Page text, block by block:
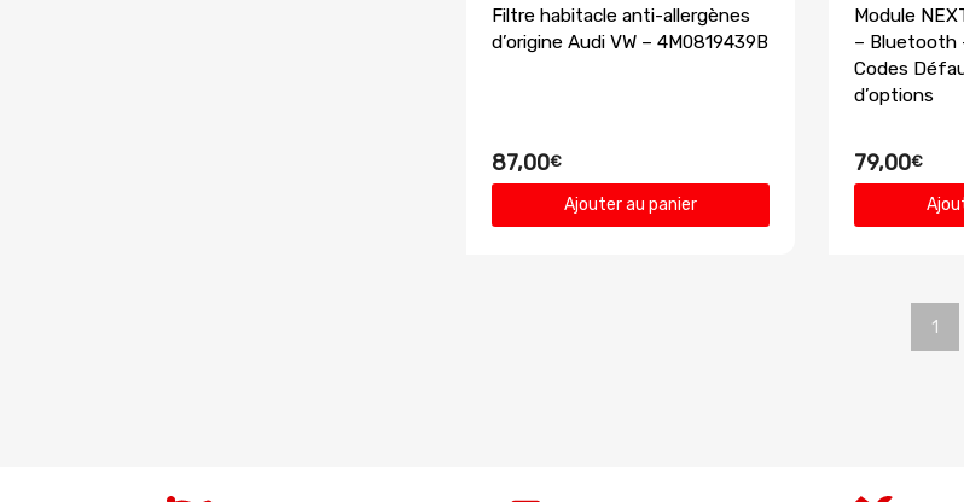
Filtre habitacle anti-allergènes
d’origine Audi VW – 4M0819439B
87,00€
Ajouter au panier
Module
– Bluetooth
Codes
d’options
79,00€
1